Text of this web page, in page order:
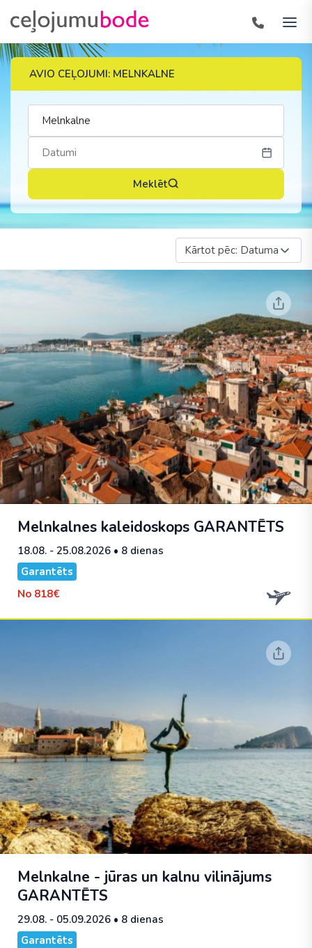
AVIO CEĻOJUMI: MELNKALNE
Meklēt
Kārtot pēc: Datuma
Melnkalnes kaleidoskops GARANTĒTS
18.08. - 25.08.2026 • 8 dienas
Garantēts
No 818€
Melnkalne - jūras un kalnu vilinājums
GARANTĒTS
29.08. - 05.09.2026 • 8 dienas
Garantēts